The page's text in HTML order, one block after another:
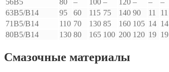
56B5
80 – 100 – 120 – – –
63B5/B14
95 60 115 75 140 90 11 11
71B5/B14
110 70 130 85 160 105 14 14
80B5/B14
130 80 165 100 200 120 19 19
Смазочные материалы